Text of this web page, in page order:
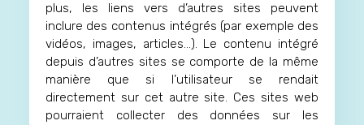
plus, les liens vers d’autres sites peuvent
inclure des contenus intégrés (par exemple des
vidéos, images, articles…). Le contenu intégré
depuis d’autres sites se comporte de la même
manière que si l’utilisateur se rendait
directement sur cet autre site. Ces sites web
pourraient collecter des données sur les